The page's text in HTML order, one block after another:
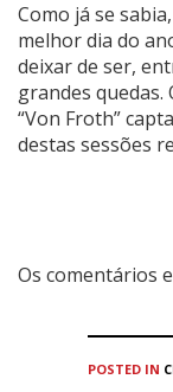
Como já se
melhor dia do
deixar de ser,
grandes quedas.
“Von Froth”
destas sessões
Os comentários
POSTED IN